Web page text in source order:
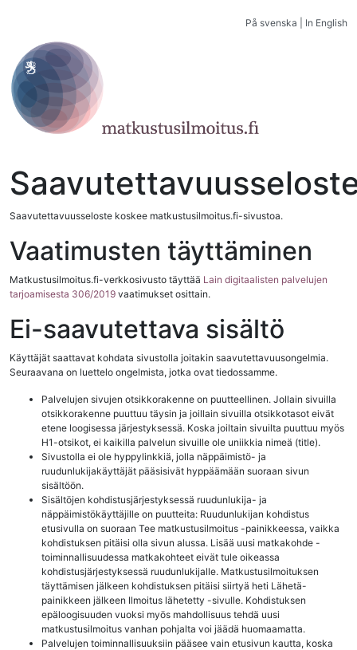
På svenska In English
Saavutettavuusseloste koskee matkustusilmoitus.fi-sivustoa.
Vaatimusten täyttäminen
Matkustusilmoitus.fi-verkkosivusto täyttää Lain digitaalisten palvelujen
tarjoamisesta 306/2019 vaatimukset osittain.
Ei-saavutettava sisältö
Käyttäjät saattavat kohdata sivustolla joitakin saavutettavuusongelmia.
Seuraavana on luettelo ongelmista, jotka ovat tiedossamme.
Palvelujen sivujen otsikkorakenne on puutteellinen. Jollain sivuilla
otsikkorakenne puuttuu täysin ja joillain sivuilla otsikkotasot eivät
etene loogisessa järjestyksessä. Koska joiltain sivuilta puuttuu myös
H1-otsikot, ei kaikilla palvelun sivuille ole uniikkia nimeä (title).
Sivustolla ei ole hyppylinkkiä, jolla näppäimistö- ja
ruudunlukijakäyttäjät pääsisivät hyppäämään suoraan sivun
sisältöön.
Sisältöjen kohdistusjärjestyksessä ruudunlukija- ja
näppäimistökäyttäjille on puutteita: Ruudunlukijan kohdistus
etusivulla on suoraan Tee matkustusilmoitus -painikkeessa, vaikka
kohdistuksen pitäisi olla sivun alussa. Lisää uusi matkakohde -
toiminnallisuudessa matkakohteet eivät tule oikeassa
kohdistusjärjestyksessä ruudunlukijalle. Matkustusilmoituksen
täyttämisen jälkeen kohdistuksen pitäisi siirtyä heti Lähetä-
painikkeen jälkeen Ilmoitus lähetetty -sivulle. Kohdistuksen
epäloogisuuden vuoksi myös mahdollisuus tehdä uusi
matkustusilmoitus vanhan pohjalta voi jäädä huomaamatta.
Palvelujen toiminnallisuuksiin pääsee vain etusivun kautta, koska